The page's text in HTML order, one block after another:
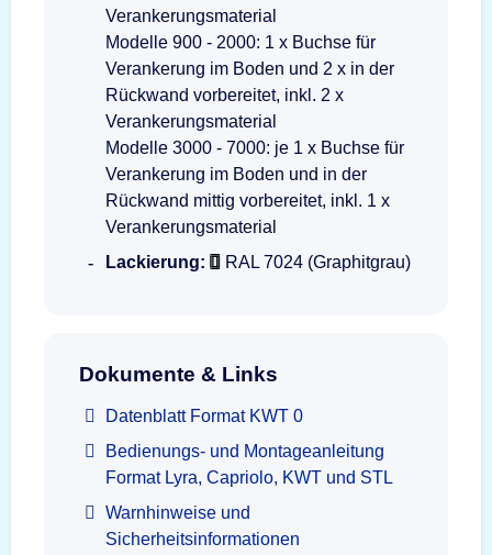
Verankerungsmaterial
Modelle 900 - 2000: 1 x Buchse für
Verankerung im Boden und 2 x in der
Rückwand vorbereitet, inkl. 2 x
Verankerungsmaterial
Modelle 3000 - 7000: je 1 x Buchse für
Verankerung im Boden und in der
Rückwand mittig vorbereitet, inkl. 1 x
Verankerungsmaterial
Lackierung:
RAL 7024 (Graphitgrau)
Dokumente & Links
Datenblatt Format KWT 0
Bedienungs- und Montageanleitung
Format Lyra, Capriolo, KWT und STL
Warnhinweise und
Sicherheitsinformationen